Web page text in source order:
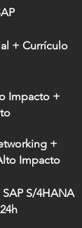
+ Currículo
Impacto +
+
Impacto
S/4HANA